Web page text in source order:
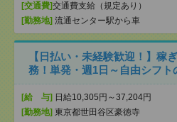
[交通費]交通費支給（規定あり）
[勤務地] 流通センター駅から車
【日払い・未経験歓迎！】稼
務！単発・週1日～自由シフ
[給 与] 日給10,305円～37,204円
[勤務地] 東京都世田谷区豪徳寺